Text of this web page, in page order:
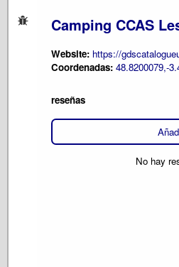
Camping CCAS
Website: https://
Coordenadas: 48.8200079,-
reseñas
No hay